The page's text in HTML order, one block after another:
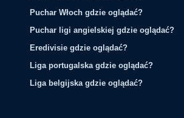
Puchar Włoch gdzie oglądać?
Puchar ligi angielskiej gdzie oglądać?
Eredivisie gdzie oglądać?
Liga portugalska gdzie oglądać?
Liga belgijska gdzie oglądać?